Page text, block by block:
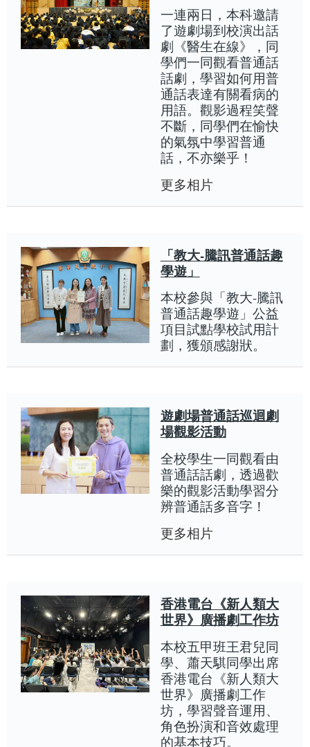
一連兩日，本科邀請
了遊劇場到校演出話
劇《醫生在線》，同
學們一同觀看普通話
話劇，學習如何用普
通話表達有關看病的
用語。觀影過程笑聲
不斷，同學們在愉快
的氣氛中學習普通
話，不亦樂乎！
更多相片
「教大-騰訊普通話趣
學遊」
本校參與「教大-騰訊
普通話趣學遊」公益
項目試點學校試用計
劃，獲頒感謝狀。
遊劇場普通話巡迴劇
場觀影活動
全校學生一同觀看由
普通話話劇，透過歡
樂的觀影活動學習分
辨普通話多音字！
更多相片
香港電台《新人類大
世界》廣播劇工作坊
本校五甲班王君兒同
學、蕭天騏同學出席
香港電台《新人類大
世界》廣播劇工作
坊，學習聲音運用、
角色扮演和音效處理
的基本技巧。